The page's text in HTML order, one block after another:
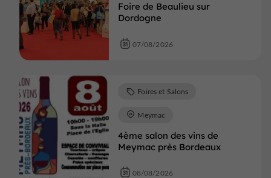
Foire de Beaulieu sur
Dordogne
07/08/2026
4ème salon des vins de
Meymac près Bordeaux
Foires et Salons
Meymac
08/08/2026